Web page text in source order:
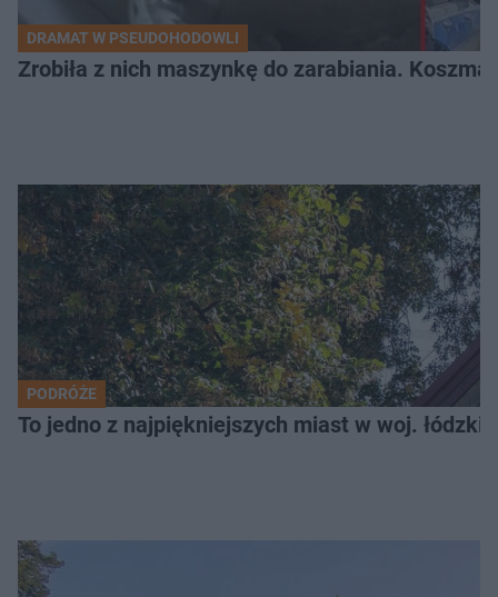
DRAMAT W PSEUDOHODOWLI
Zrobiła z nich maszynkę do zarabiania.
PODRÓŻE
To jedno z najpiękniejszych miast w woj.